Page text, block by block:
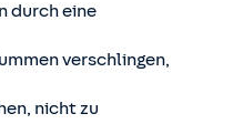
durch eine
verschlingen,
nicht zu